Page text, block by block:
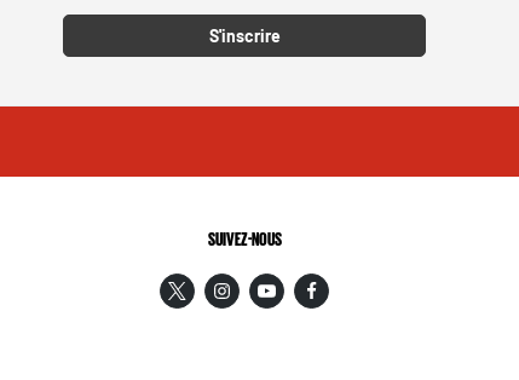
S'inscrire
SUIVEZ-NOUS